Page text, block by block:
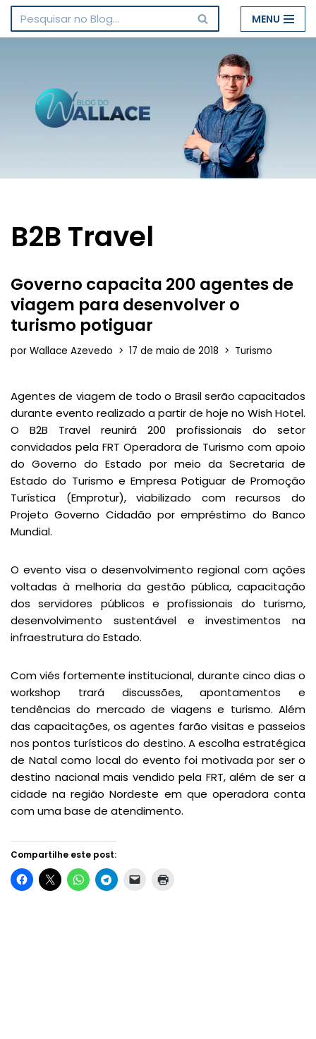
Pular
conteúdo
MENU
B2B Travel
Governo capacita 200 agentes de
viagem para desenvolver o
turismo potiguar
por Wallace Azevedo 17 de maio de 2018 Turismo
Agentes de viagem de todo o Brasil serão capacitados
durante evento realizado a partir de hoje no Wish Hotel.
O B2B Travel reunirá 200 profissionais do setor
convidados pela FRT Operadora de Turismo com apoio
do Governo do Estado por meio da Secretaria de
Estado do Turismo e Empresa Potiguar de Promoção
Turística (Emprotur), viabilizado com recursos do
Projeto Governo Cidadão por empréstimo do Banco
Mundial.
O evento visa o desenvolvimento regional com ações
voltadas à melhoria da gestão pública, capacitação
dos servidores públicos e profissionais do turismo,
desenvolvimento sustentável e investimentos na
infraestrutura do Estado.
Com viés fortemente institucional, durante cinco dias o
workshop trará discussões, apontamentos e
tendências do mercado de viagens e turismo. Além
das capacitações, os agentes farão visitas e passeios
nos pontos turísticos do destino. A escolha estratégica
de Natal como local do evento foi motivada por ser o
destino nacional mais vendido pela FRT, além de ser a
cidade na região Nordeste em que operadora conta
com uma base de atendimento.
Compartilhe este post: